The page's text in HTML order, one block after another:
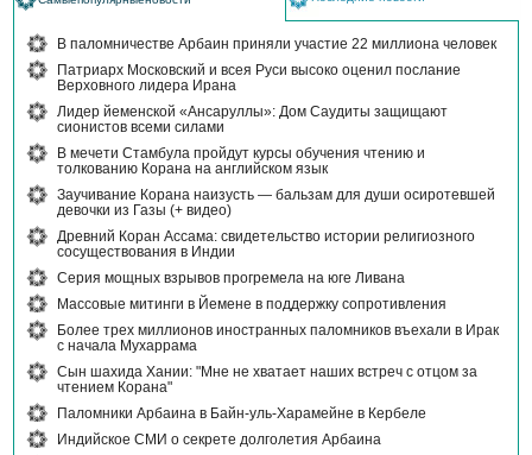
В паломничестве Арбаин приняли участие 22 миллиона человек
Патриарх Московский и всея Руси высоко оценил послание
Верховного лидера Ирана
Лидер йеменской «Ансаруллы»: Дом Саудиты защищают
сионистов всеми силами
В мечети Стамбула пройдут курсы обучения чтению и
толкованию Корана на английском язык
Заучивание Корана наизусть — бальзам для души осиротевшей
девочки из Газы (+ видео)
Древний Коран Ассама: свидетельство истории религиозного
сосуществования в Индии
Серия мощных взрывов прогремела на юге Ливана
Массовые митинги в Йемене в поддержку сопротивления
Более трех миллионов иностранных паломников въехали в Ирак
с начала Мухаррама
Сын шахида Хании: "Мне не хватает наших встреч с отцом за
чтением Корана"
Паломники Арбаина в Байн-уль-Харамейне в Кербеле
Индийское СМИ о секрете долголетия Арбаина